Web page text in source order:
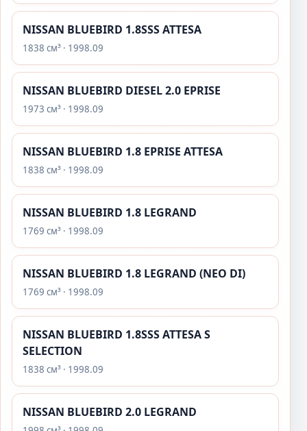
NISSAN BLUEBIRD 1.8SSS ATTESA
1838 см³ · 1998.09
NISSAN BLUEBIRD DIESEL 2.0 EPRISE
1973 см³ · 1998.09
NISSAN BLUEBIRD 1.8 EPRISE ATTESA
1838 см³ · 1998.09
NISSAN BLUEBIRD 1.8 LEGRAND
1769 см³ · 1998.09
NISSAN BLUEBIRD 1.8 LEGRAND (NEO DI)
1769 см³ · 1998.09
NISSAN BLUEBIRD 1.8SSS ATTESA S
SELECTION
1838 см³ · 1998.09
NISSAN BLUEBIRD 2.0 LEGRAND